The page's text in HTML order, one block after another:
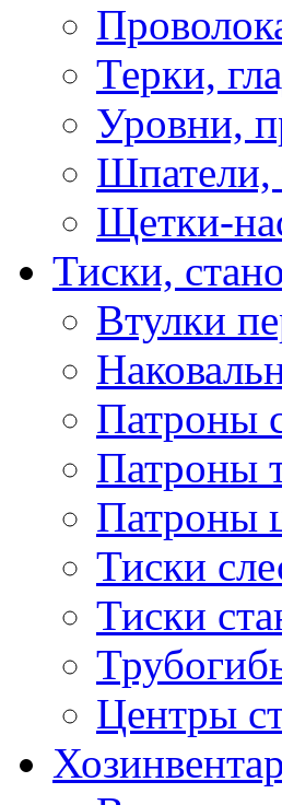
Терки,
Уровни,
Шпатели,
Щетки-
Тиски,
Втулки
Патроны
Патроны
Патроны
Тиски
Тиски
Центры